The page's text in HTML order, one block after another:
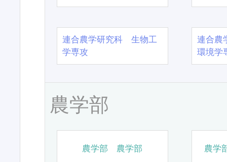
連合農学研究科 生物工
学専攻
連合農
環境学
農学部
農学部 農学部 農学